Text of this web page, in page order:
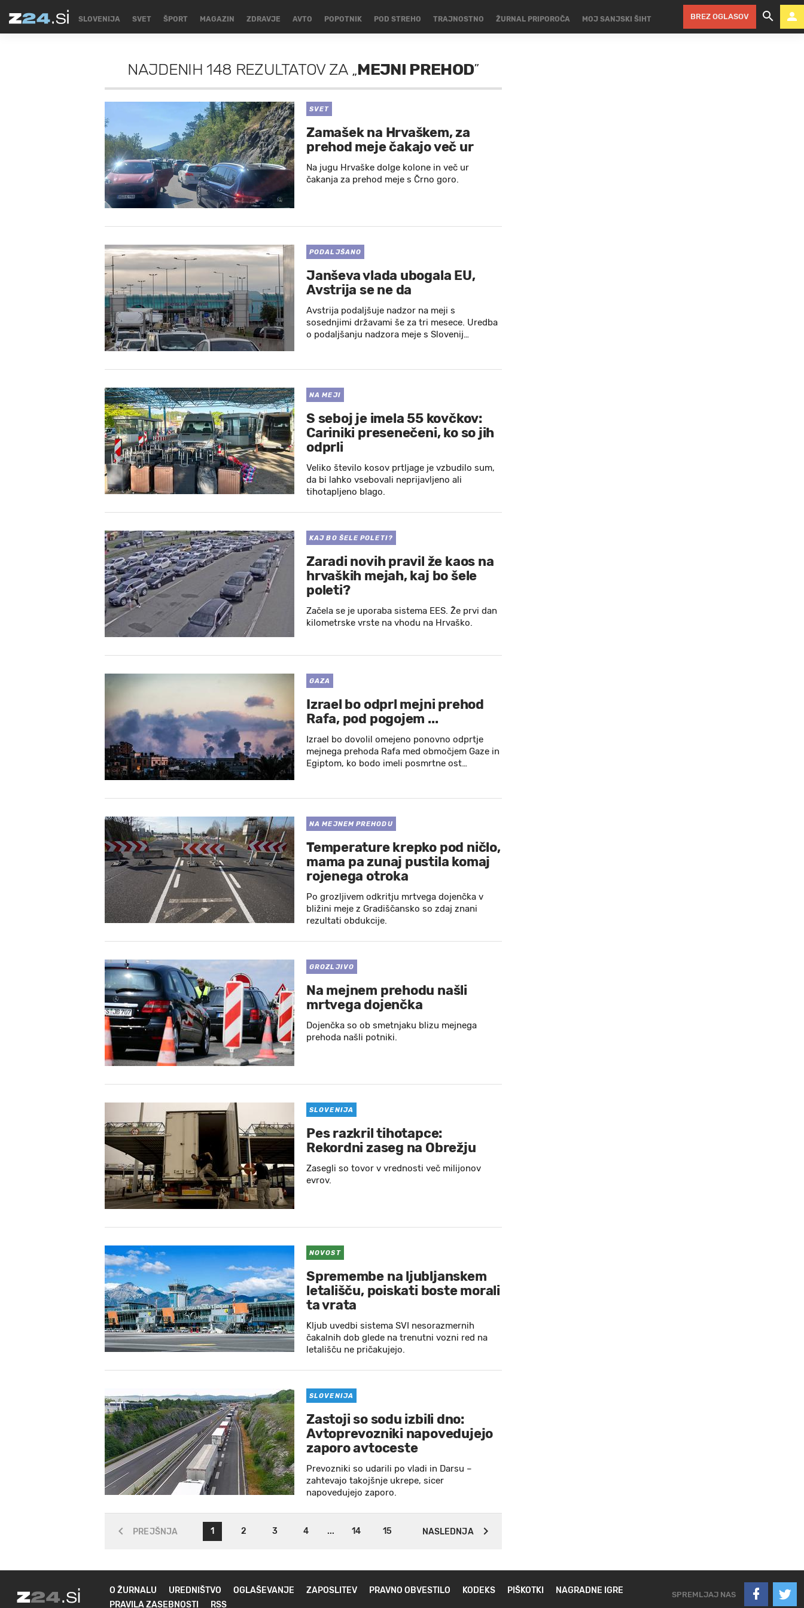
SLOVENIJA SVET ŠPORT MAGAZIN ZDRAVJE AVTO POPOTNIK POD STREHO TRAJNOSTNO ŽURNAL PRIPOROČA MOJ SANJSKI ŠIHT BREZ OGLASOV
NAJDENIH 148 REZULTATOVZA„MEJNI PREHOD”
SVET
Zamašek na Hrvaškem, za
prehod meje čakajo več ur
Na jugu Hrvaške dolge kolone in več ur
čakanja za prehod meje s Črno goro.
PODALJŠANO
Janševa vlada ubogala EU,
Avstrija se ne da
Avstrija podaljšuje nadzor na meji s
sosednjimi državami še za tri mesece. Uredba
o podaljšanju nadzora meje s Slovenij…
NA MEJI
S seboj je imela 55 kovčkov:
Cariniki presenečeni, ko so jih
odprli
Veliko število kosov prtljage je vzbudilo sum,
da bi lahko vsebovali neprijavljeno ali
tihotapljeno blago.
KAJ BO ŠELE POLETI?
Zaradi novih pravil že kaos na
hrvaških mejah, kaj bo šele
poleti?
Začela se je uporaba sistema EES. Že prvi dan
kilometrske vrste na vhodu na Hrvaško.
GAZA
Izrael bo odprl mejni prehod
Rafa, pod pogojem ...
Izrael bo dovolil omejeno ponovno odprtje
mejnega prehoda Rafa med območjem Gaze in
Egiptom, ko bodo imeli posmrtne ost…
NA MEJNEM PREHODU
Temperature krepko pod ničlo,
mama pa zunaj pustila komaj
rojenega otroka
Po grozljivem odkritju mrtvega dojenčka v
bližini meje z Gradiščansko so zdaj znani
rezultati obdukcije.
GROZLJIVO
Na mejnem prehodu našli
mrtvega dojenčka
Dojenčka so ob smetnjaku blizu mejnega
prehoda našli potniki.
SLOVENIJA
Pes razkril tihotapce:
Rekordni zaseg na Obrežju
Zasegli so tovor v vrednosti več milijonov
evrov.
NOVOST
Spremembe na ljubljanskem
letališču, poiskati boste morali
ta vrata
Kljub uvedbi sistema SVI nesorazmernih
čakalnih dob glede na trenutni vozni red na
letališču ne pričakujejo.
SLOVENIJA
Zastoji so sodu izbili dno:
Avtoprevozniki napovedujejo
zaporo avtoceste
Prevozniki so udarili po vladi in Darsu –
zahtevajo takojšnje ukrepe, sicer
napovedujejo zaporo.
PREJŠNJA 1 2 3 4 ... 14 15 NASLEDNJA
O ŽURNALU UREDNIŠTVO OGLAŠEVANJE ZAPOSLITEV PRAVNO OBVESTILO KODEKS PIŠKOTKI
NAGRADNE IGRE
PRAVILA ZASEBNOSTI
RSS
SPREMLJAJ NAS